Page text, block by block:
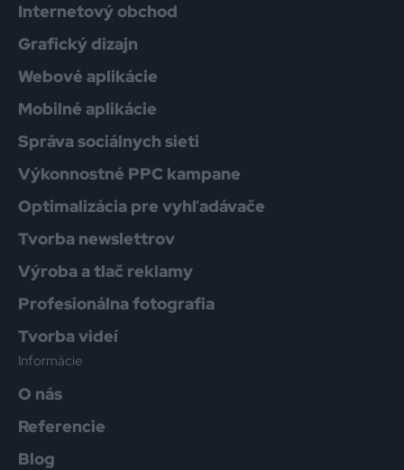
Internetový obchod
Grafický dizajn
Webové aplikácie
Mobilné aplikácie
Správa sociálnych sieti
Výkonnostné PPC kampane
Optimalizácia pre vyhľadávače
Tvorba newslettrov
Výroba a tlač reklamy
Profesionálna fotografia
Tvorba videí
Informácie
O nás
Referencie
Blog